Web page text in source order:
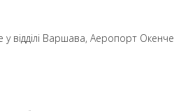
відділі Варшава, Аеропорт Окенче